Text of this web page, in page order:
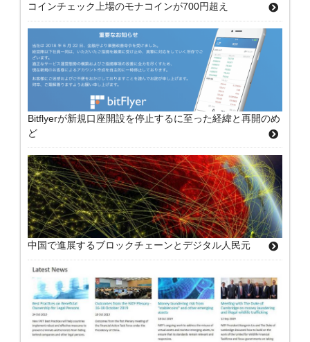
コインチェック上場のモナコインが700円超え
Bitflyerが新規口座開設を停止するに至った経緯と再開のめ
ど
中国で進展するブロックチェーンとデジタル人民元